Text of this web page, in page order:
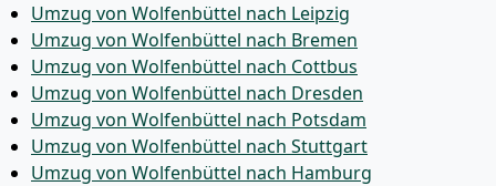
Umzug von Wolfenbüttel nach Leipzig
Umzug von Wolfenbüttel nach Bremen
Umzug von Wolfenbüttel nach Cottbus
Umzug von Wolfenbüttel nach Dresden
Umzug von Wolfenbüttel nach Potsdam
Umzug von Wolfenbüttel nach Stuttgart
Umzug von Wolfenbüttel nach Hamburg